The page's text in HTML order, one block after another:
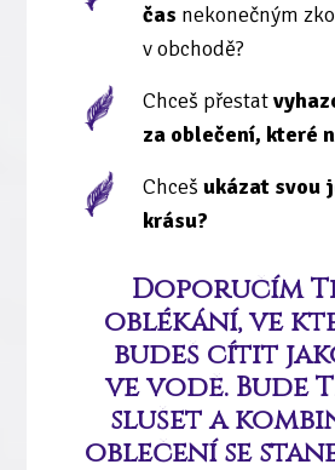
čas nekonečným
v obchodě?
Chceš přestat
za oblečení, které
Chceš ukázat svou
krásu?
Doporučím
oblékání, ve
budeš cítit
ve vodě. Bude
slušet a
oblečení se